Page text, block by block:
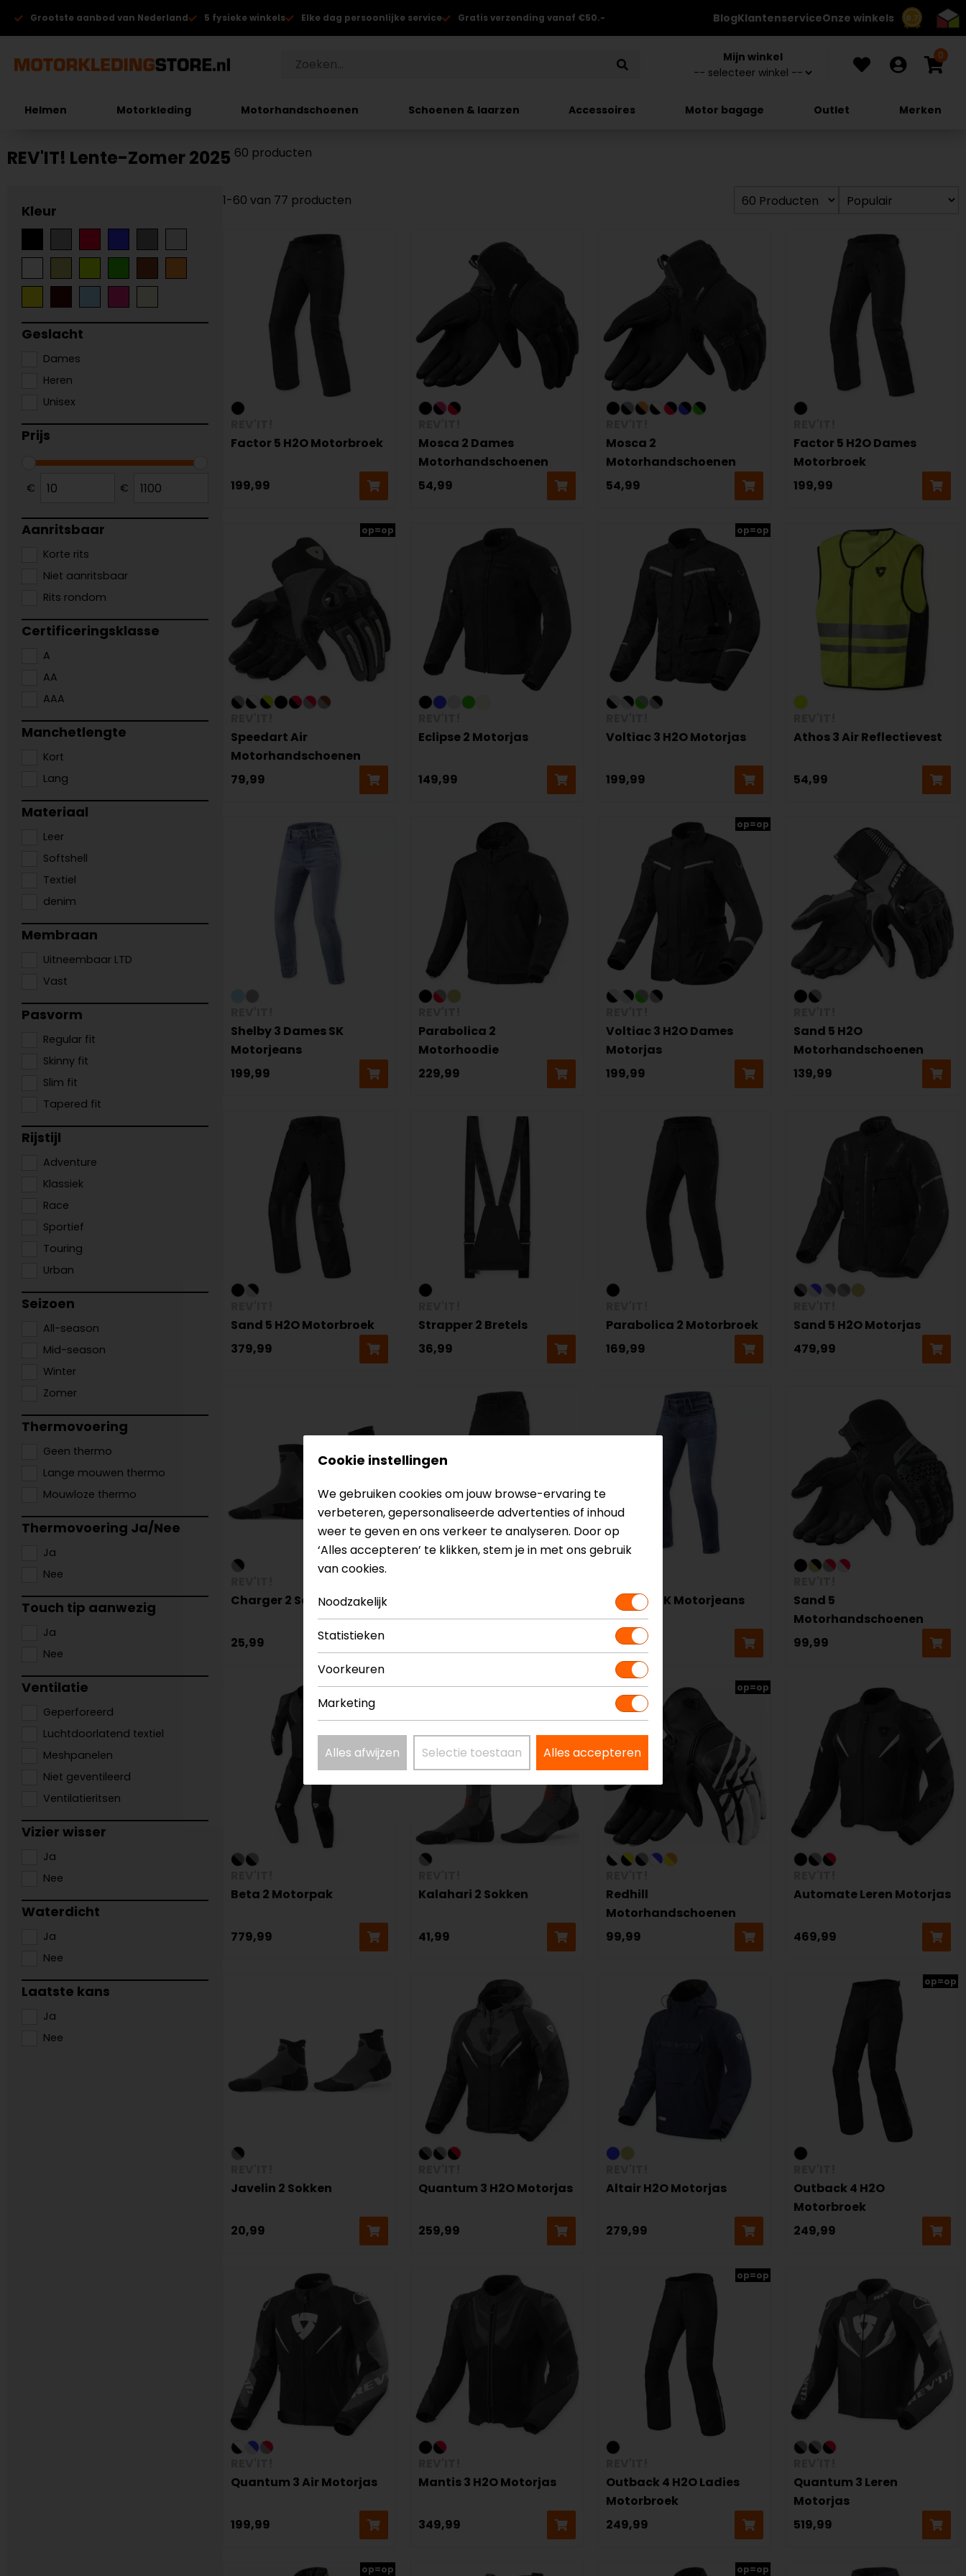
8.7
Grootste aanbod van Nederland 5 fysieke winkels Elke dag persoonlijke service Gratis verzending vanaf €50.- BlogKlantenserviceOnze winkels
Mijn winkel 0
Helmen Motorkleding Motorhandschoenen Schoenen & laarzen Accessoires Motor bagage Outlet Merken
REV'IT! Lente-Zomer 2025 60 producten
Kleur
Geslacht
Dames
Heren
Unisex
Prijs
€ €
Aanritsbaar
Korte rits
Niet aanritsbaar
Rits rondom
Certificeringsklasse
A
AA
AAA
Manchetlengte
Kort
Lang
Materiaal
Leer
Softshell
Textiel
denim
Membraan
Uitneembaar LTD
Vast
Pasvorm
Regular fit
Skinny fit
Slim fit
Tapered fit
Rijstijl
Adventure
Klassiek
Race
Sportief
Touring
Urban
Seizoen
All-season
Mid-season
Winter
Zomer
Thermovoering
Geen thermo
Lange mouwen thermo
Mouwloze thermo
Thermovoering Ja/Nee
Ja
Nee
Touch tip aanwezig
Ja
Nee
Ventilatie
Geperforeerd
Luchtdoorlatend textiel
Meshpanelen
Niet geventileerd
Ventilatieritsen
Vizier wisser
Ja
Nee
Waterdicht
Ja
Nee
Laatste kans
Ja
Nee
1-60 van 77 producten
Factor 5 H2O Motorbroek
199,99
Mosca 2 Dames
Motorhandschoenen
54,99
Mosca 2
Motorhandschoenen
54,99
Factor 5 H2O Dames
Motorbroek
199,99
op=op
Speedart Air
Motorhandschoenen
79,99
Eclipse 2 Motorjas
149,99
op=op
Voltiac 3 H2O Motorjas
199,99
Athos 3 Air Reflectievest
54,99
Shelby 3 Dames SK
Motorjeans
199,99
Parabolica 2
Motorhoodie
229,99
op=op
Voltiac 3 H2O Dames
Motorjas
199,99
Sand 5 H2O
Motorhandschoenen
139,99
Sand 5 H2O Motorbroek
379,99
Strapper 2 Bretels
36,99
Parabolica 2 Motorbroek
169,99
Sand 5 H2O Motorjas
479,99
Charger 2 Sokken
25,99
Piston 3 SK Motorjeans
199,99
Sand 5
Motorhandschoenen
99,99
Beta 2 Motorpak
779,99
Kalahari 2 Sokken
41,99
op=op
Redhill
Motorhandschoenen
99,99
Automate Leren Motorjas
469,99
Javelin 2 Sokken
20,99
Quantum 3 H2O Motorjas
259,99
Altair H2O Motorjas
279,99
op=op
Outback 4 H2O
Motorbroek
249,99
Quantum 3 Air Motorjas
199,99
Mantis 3 H2O Motorjas
349,99
op=op
Outback 4 H2O Ladies
Motorbroek
249,99
Quantum 3 Leren
Motorjas
519,99
op=op op=op
Cookie instellingen
We gebruiken cookies om jouw browse-ervaring te
verbeteren, gepersonaliseerde advertenties of inhoud
weer te geven en ons verkeer te analyseren. Door op
‘Alles accepteren’ te klikken, stem je in met ons gebruik
van cookies.
Noodzakelijk
Statistieken
Voorkeuren
Marketing
Alles afwijzen Selectie toestaan Alles accepteren